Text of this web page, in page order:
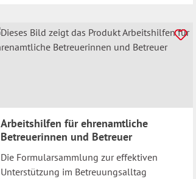
Arbeitshilfen für ehrenamtliche
Betreuerinnen und Betreuer
Die Formularsammlung zur effektiven
Unterstützung im Betreuungsalltag